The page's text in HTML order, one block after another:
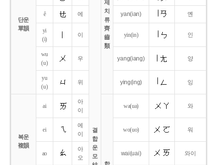
단운
單韻
결
합
운
모
제
치
류
齊
齒
類
ê 에 yan(ian) 옌
yi
(i)
이 yin(in) 인
wu
(u)
우 yang(iang) 양
yu
(u)
위 ying(ing) 잉
복운
複韻
ai
아
이
wa(ua) 와
ei
에
이
wo(uo) 워
ao
아
오
wai(uai) 와이